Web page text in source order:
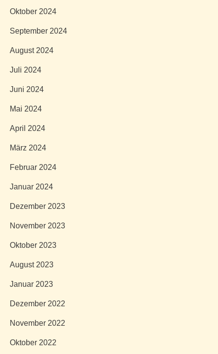
Oktober 2024
September 2024
August 2024
Juli 2024
Juni 2024
Mai 2024
April 2024
März 2024
Februar 2024
Januar 2024
Dezember 2023
November 2023
Oktober 2023
August 2023
Januar 2023
Dezember 2022
November 2022
Oktober 2022